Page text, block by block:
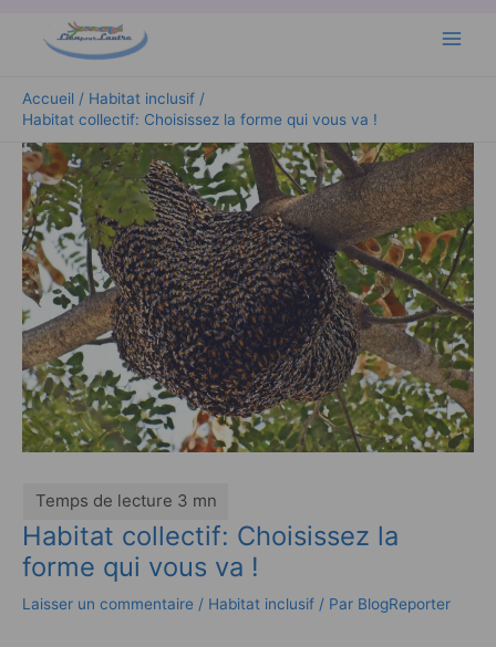
Accueil
Habitat inclusif
Habitat collectif: Choisissez la forme qui vous va !
Habitat collectif: Choisissez la
forme qui vous va !
Laisser un commentaire / Habitat inclusif / Par BlogReporter